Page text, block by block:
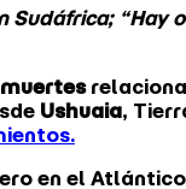
“Hay
Ushuaia,
en el